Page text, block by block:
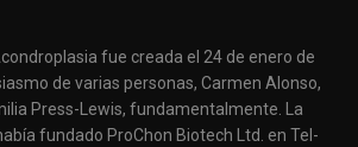
fue creada el 24 de enero de
de varias personas, Carmen Alonso,
Press-Lewis, fundamentalmente. La
fundado ProChon Biotech Ltd. en Tel-